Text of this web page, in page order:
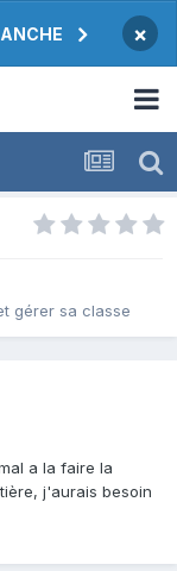
×
gérer sa classe
a la faire la
j'aurais besoin